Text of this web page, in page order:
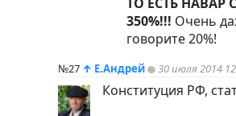
350%!!! Очень
говорите 20%!
№27 ↑ Е.Андрей 30 июля 2014
Конституция РФ,